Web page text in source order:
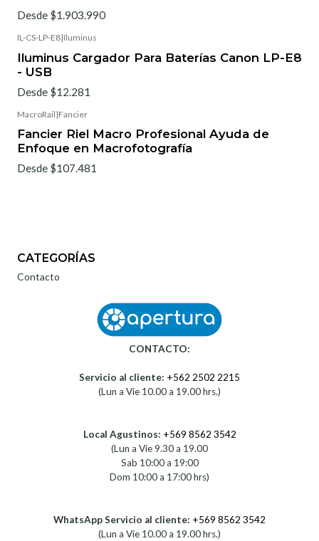
Desde $1.903.990
IL-CS-LP-E8|Iluminus
Iluminus Cargador Para Baterías Canon LP-E8
- USB
Desde $12.281
MacroRail |Fancier
Fancier Riel Macro Profesional Ayuda de
Enfoque en Macrofotografía
Desde $107.481
CATEGORÍAS
Contacto
CONTACTO:
Servicio al cliente: +562 2502 2215
(Lun a Vie 10.00 a 19.00 hrs.)
Local Agustinos: +569 8562 3542
(Lun a Vie 9.30 a 19.00
Sab 10:00 a 19:00
Dom 10:00 a 17:00 hrs)
WhatsApp Servicio al cliente: +569 8562 3542
(Lun a Vie 10.00 a 19.00 hrs.)